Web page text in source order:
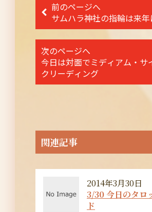
稿
ナ
ゲ
ー
前のページへ
サムハラ神社の指輪は来年
次のページへ
今日は対面でミディアム・サ
クリーディング
関連記事
2014年3月30日
3/30 今日のタロ
ド